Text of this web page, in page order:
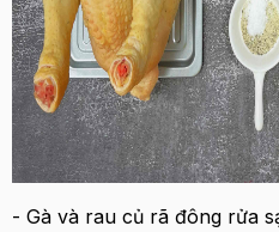
- Gà và rau củ rã đông rửa